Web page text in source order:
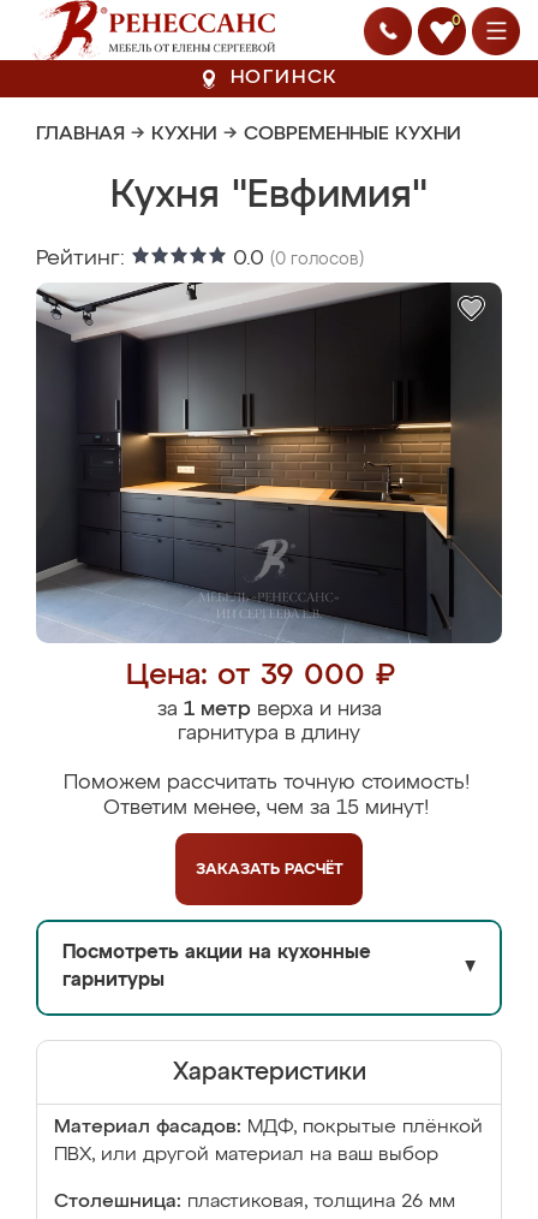
0
НОГИНСК
ГЛАВНАЯ → КУХНИ → СОВРЕМЕННЫЕ КУХНИ
Кухня "Евфимия"
Рейтинг: 0.0 (0 голосов)
Цена: от 39 000 ₽
за 1 метрверха и низа
гарнитура в длину
Поможем рассчитать точную стоимость!
Ответим менее, чем за 15 минут!
ЗАКАЗАТЬ РАСЧЁТ
Посмотреть акции на кухонные
гарнитуры
▼
Характеристики
Материал фасадов: МДФ, покрытые плёнкой
ПВХ, или другой материал на ваш выбор
Столешница: пластиковая, толщина 26 мм